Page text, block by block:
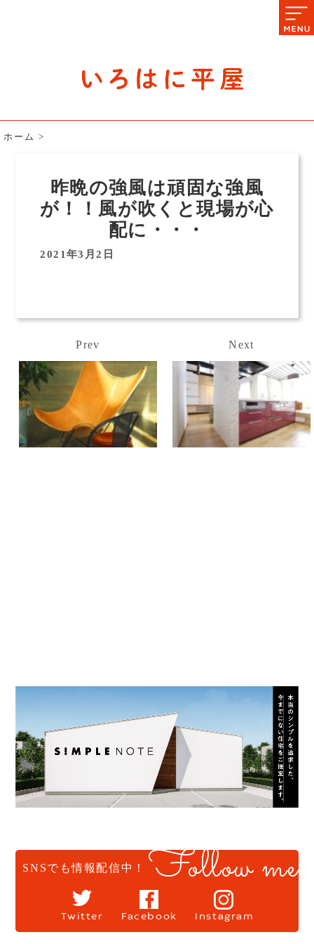
ホーム >
昨晩の強風は頑固な強風
が！！風が吹くと現場が心
配に・・・
2021年3月2日
Prev Next
SNSでも情報配信中！ Follow me
Twitter Facebook Instagram